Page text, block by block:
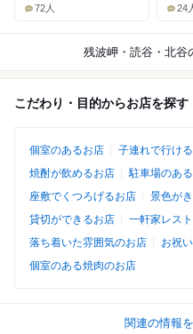
72人 24
残波岬・読谷・北谷
こだわり・目的からお店を探す
個室のあるお店 子連れで行け
焼酎が飲めるお店
駐車場のあ
座敷でくつろげるお店
景色が
貸切ができるお店
一軒家レス
落ち着いた雰囲気のお店
お祝
個室のある焼肉のお店
関連の情報